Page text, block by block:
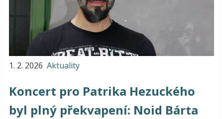
1. 2. 2026 Aktuality
Koncert pro Patrika Hezuckého
byl plný překvapení: Noid Bárta